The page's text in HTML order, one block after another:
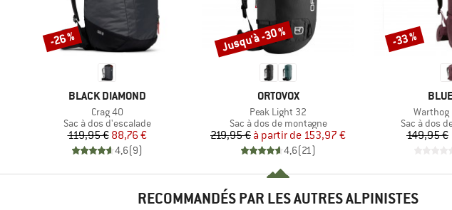
MARQUE
BLACK DIAMOND
Article
Crag 40
Product group
Sac à dos d'escalade
Prix
119,95 €Prix réduit
88,76 €
4,6(9)
Remise
-26 %
MARQUE
ORTOVOX
Article
Peak Light 32
Product group
Sac à dos de montagne
Prix
219,95 € Prix réduit
à partir de 153,97 €
4,6(21)
Remise
Jusqu'à -30 %
Article
Warthog
Product
Sac à dos
149,95 €
Remise
-33 %
RECOMMANDÉS PAR LES AUTRES ALPINISTES